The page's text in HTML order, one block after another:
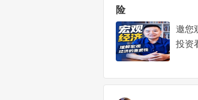
险
邀您
投资